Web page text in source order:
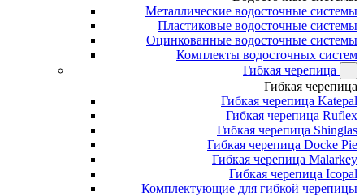
Металлические водосточные системы
Пластиковые водосточные системы
Оцинкованные водосточные системы
Комплекты водосточных систем
Гибкая черепица
Гибкая черепица
Гибкая черепица Katepal
Гибкая черепица Ruflex
Гибкая черепица Shinglas
Гибкая черепица Docke Pie
Гибкая черепица Malarkey
Гибкая черепица Icopal
Комплектующие для гибкой черепицы